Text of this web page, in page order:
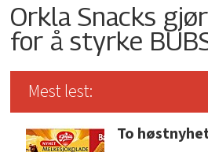
Orkla Snacks
for å styrke
Mest lest:
To